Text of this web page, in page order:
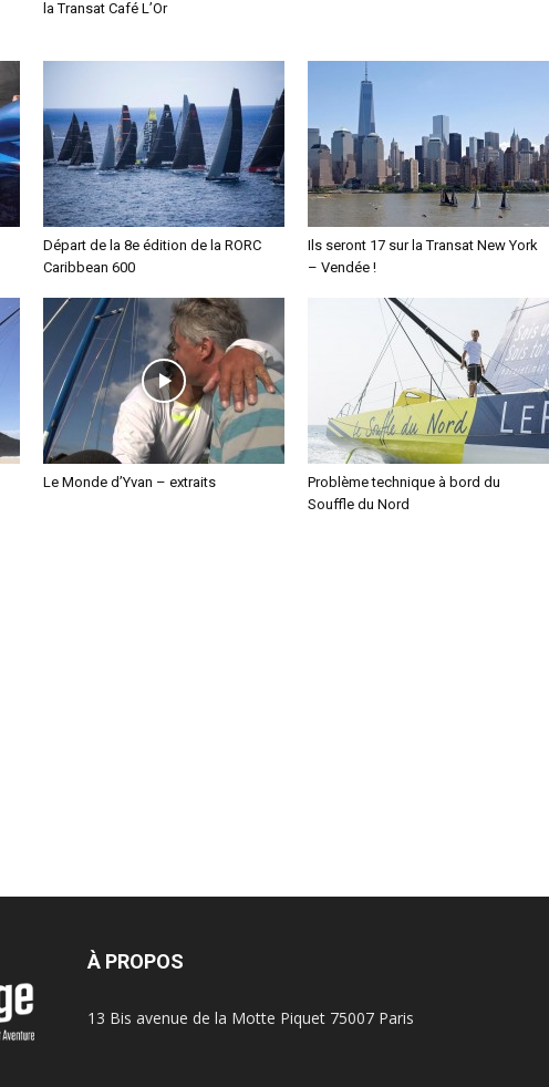
la Transat Café L’Or
Départ de la 8e édition de la RORC
Caribbean 600
Ils seront 17 sur la Transat New York
– Vendée !
Le Monde d’Yvan – extraits
Problème technique à bord du
Souffle du Nord
À PROPOS
13 Bis avenue de la Motte Piquet 75007 Paris